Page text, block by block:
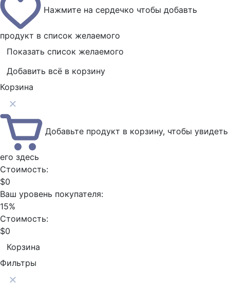
Нажмите на сердечко чтобы добавть
продукт в список желаемого
Показать список желаемого
Добавить всё в корзину
Корзина
Добавьте продукт в корзину, чтобы увидеть
его здесь
Стоимость:
$0
Ваш уровень покупателя:
15%
Стоимость:
$0
Корзина
Фильтры